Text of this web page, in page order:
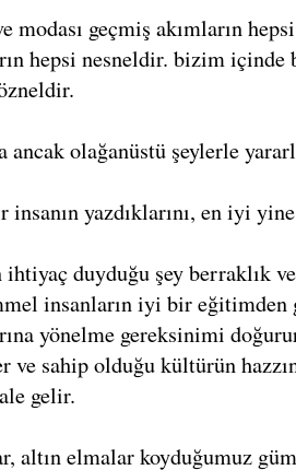
modası geçmiş akımların
hepsi nesneldir. bizim
ancak olağanüstü şeylerle
insanın yazdıklarını, en iyi
ihtiyaç duyduğu şey berraklık
insanların iyi bir eğitimden
yönelme gereksinimi
ve sahip olduğu kültürün
gelir.
altın elmalar koyduğumuz